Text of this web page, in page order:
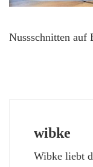
Nussschnitten auf
wibke
Wibke liebt